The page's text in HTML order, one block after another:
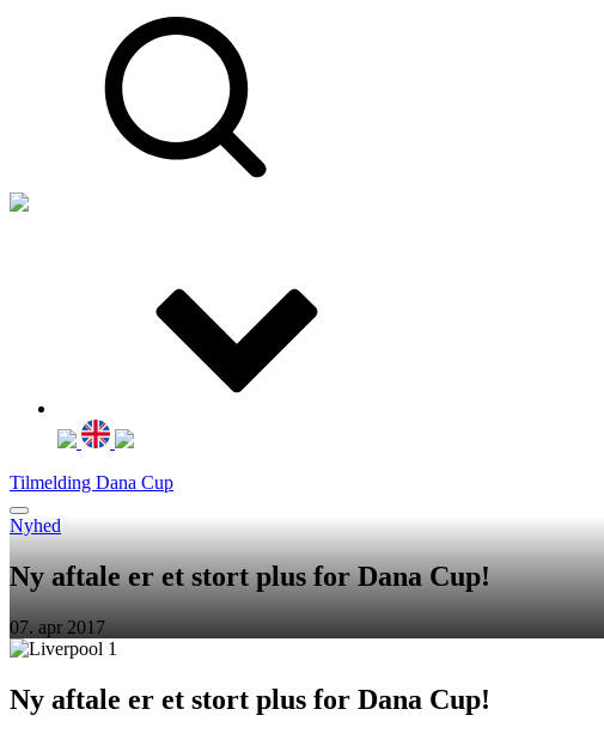
Tilmelding Dana Cup
Nyhed
Ny aftale er et stort plus for Dana Cup!
07. apr 2017
Ny aftale er et stort plus for Dana Cup!